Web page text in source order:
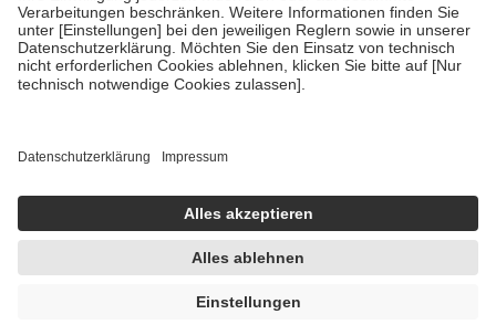
GKV getragen werden
• empfohlenen Schutzimpfungen
• Harn- und Blutteststreifen
getroffen, um sicherzustellen, dass es sich um echte Bewertungen
https://help.etrusted.com/hc/de/articles/4419944605341
Einige Bilder und Inhalte wurden unter Zuhilfenahme künstlicher